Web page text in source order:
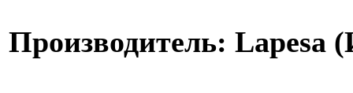
Производитель: Lapesa